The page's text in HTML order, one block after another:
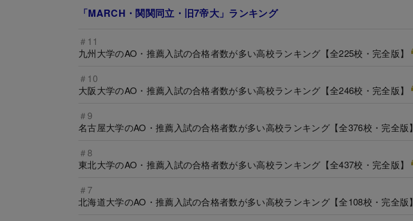
「MARCH・関関同立・旧7帝大」ランキング
＃11
九州大学のAO・推薦入試の合格者数が多い高校ランキング【全225校・完全版】
＃10
大阪大学のAO・推薦入試の合格者数が多い高校ランキング【全246校・完全版】
＃9
名古屋大学のAO・推薦入試の合格者数が多い高校ランキング【全376校・完全版】
＃8
東北大学のAO・推薦入試の合格者数が多い高校ランキング【全437校・完全版】
＃7
北海道大学のAO・推薦入試の合格者数が多い高校ランキング【全108校・完全版】